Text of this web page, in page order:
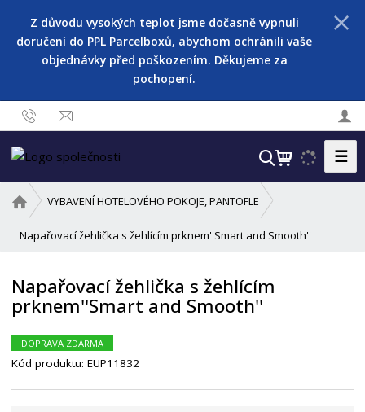
Z důvodu vysokých teplot jsme dočasně vypnuli
doručení do PPL Parcelboxů, abychom ochránili vaše
objednávky před poškozením. Děkujeme za
pochopení.
V
e
☰
v
o
í
s
r
a
VYBAVENÍ HOTELOVÉHO POKOJE, PANTOFLE
Napařovací žehlička s žehlícím prknem''Smart and Smooth''
Napařovací žehlička s žehlícím
prknem''Smart and Smooth''
DOPRAVA ZDARMA
Kód produktu:EUP11832